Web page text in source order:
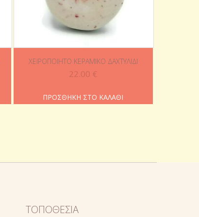
ΧΕΙΡΟΠΟΊΗΤΟ ΚΕΡΑΜΙΚΌ ΔΑΧΤΥΛΊΔΙ
22.00 €
ΠΡΟΣΘΉΚΗ ΣΤΟ ΚΑΛΆΘΙ
ΤΟΠΟΘΕΣΊΑ